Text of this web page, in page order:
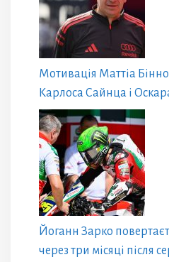
Мотивація Маттіа
Карлоса Сайнца і
Йоганн Зарко
через три місяці після